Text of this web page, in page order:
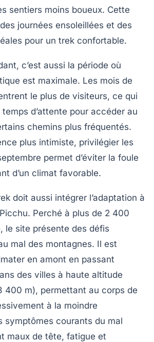
sentiers moins boueux. Cette
journées ensoleillées et des
pour un trek confortable.
c’est aussi la période où
est maximale. Les mois de
le plus de visiteurs, ce qui
d’attente pour accéder au
chemins plus fréquentés.
plus intimiste, privilégier les
permet d’éviter la foule
d’un climat favorable.
doit aussi intégrer l’adaptation à
Perché à plus de 2 400
le site présente des défis
mal des montagnes. Il est
en amont en passant
des villes à haute altitude
400 m), permettant au corps de
à la moindre
symptômes courants du mal
maux de tête, fatigue et